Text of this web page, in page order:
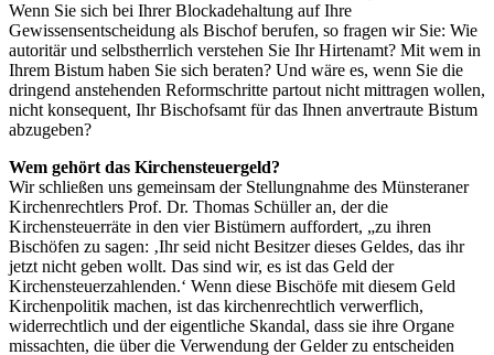
Wenn Sie sich bei Ihrer Blockadehaltung auf Ihre
Gewissensentscheidung als Bischof berufen, so fragen wir Sie: Wie
autoritär und selbstherrlich verstehen Sie Ihr Hirtenamt? Mit wem in
Ihrem Bistum haben Sie sich beraten? Und wäre es, wenn Sie die
dringend anstehenden Reformschritte partout nicht mittragen wollen,
nicht konsequent, Ihr Bischofsamt für das Ihnen anvertraute Bistum
abzugeben?
Wem gehört das Kirchensteuergeld?
Wir schließen uns gemeinsam der Stellungnahme des Münsteraner
Kirchenrechtlers Prof. Dr. Thomas Schüller an, der die
Kirchensteuerräte in den vier Bistümern auffordert, „zu ihren
Bischöfen zu sagen: ‚Ihr seid nicht Besitzer dieses Geldes, das ihr
jetzt nicht geben wollt. Das sind wir, es ist das Geld der
Kirchensteuerzahlenden.‘ Wenn diese Bischöfe mit diesem Geld
Kirchenpolitik machen, ist das kirchenrechtlich verwerflich,
widerrechtlich und der eigentliche Skandal, dass sie ihre Organe
missachten, die über die Verwendung der Gelder zu entscheiden